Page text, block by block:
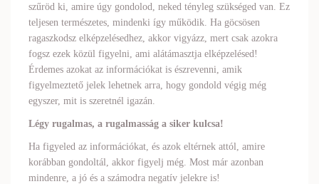
szűröd ki, amire úgy gondolod, neked tényleg szükséged van. Ez
teljesen természetes, mindenki így működik. Ha göcsösen
ragaszkodsz elképzelésedhez, akkor vigyázz, mert csak azokra
fogsz ezek közül figyelni, ami alátámasztja elképzelésed!
Érdemes azokat az információkat is észrevenni, amik
figyelmeztető jelek lehetnek arra, hogy gondold végig még
egyszer, mit is szeretnél igazán.
Légy rugalmas, a rugalmasság a siker kulcsa!
Ha figyeled az információkat, és azok eltérnek attól, amire
korábban gondoltál, akkor figyelj még. Most már azonban
mindenre, a jó és a számodra negatív jelekre is!